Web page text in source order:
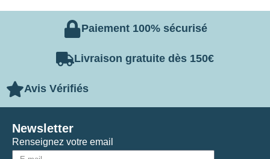
Paiement 100% sécurisé
Livraison gratuite dès 150€
Avis Vérifiés
Renseignez votre email
Newsletter